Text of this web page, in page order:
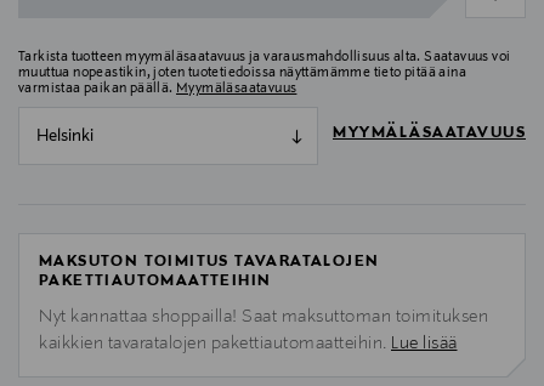
Tarkista tuotteen myymäläsaatavuus ja varausmahdollisuus alta. Saatavuus voi
muuttua nopeastikin, joten tuotetiedoissa näyttämämme tieto pitää aina
varmistaa paikan päällä. Myymäläsaatavuus
Helsinki MYYMÄLÄSAATAVUUS
MAKSUTON TOIMITUS TAVARATALOJEN
PAKETTIAUTOMAATTEIHIN
Nyt kannattaa shoppailla! Saat maksuttoman toimituksen
kaikkien tavaratalojen pakettiautomaatteihin. Lue lisää